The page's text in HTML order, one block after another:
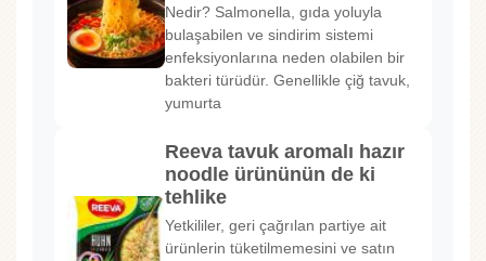
Nedir? Salmonella, gıda yoluyla
bulaşabilen ve sindirim sistemi
enfeksiyonlarına neden olabilen bir
bakteri türüdür. Genellikle çiğ tavuk,
yumurta
Reeva tavuk aromalı hazır
noodle ürününün de ki
tehlike
Yetkililer, geri çağrılan partiye ait
ürünlerin tüketilmemesini ve satın